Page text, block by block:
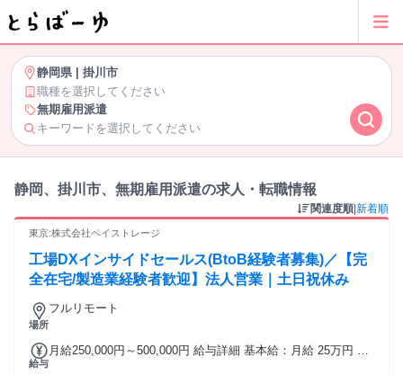
静岡県| 掛川市
職種を選択してください
無期雇用派遣
キーワードを選択してください
静岡、掛川市、無期雇用派遣の求人・転職情報
関連度順 新着順
東京:株式会社ペイストレージ
工場DXインサイドセールス(BtoB経験者募集)／【完
全在宅/製造業経験者歓迎】法人営業｜土日祝休み
場所
フルリモート
給与
月給250,000円～500,000円 給与詳細 基本給：月給 25万円 〜